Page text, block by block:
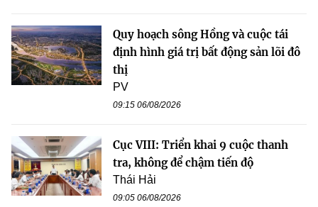
Quy hoạch sông Hồng và cuộc tái
định hình giá trị bất động sản lõi đô
thị
PV
09:15 06/08/2026
Cục VIII: Triển khai 9 cuộc thanh
tra, không để chậm tiến độ
Thái Hải
09:05 06/08/2026